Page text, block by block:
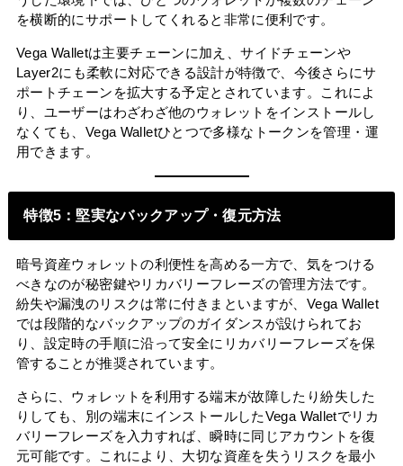
を横断的にサポートしてくれると非常に便利です。
Vega Walletは主要チェーンに加え、サイドチェーンや
Layer2にも柔軟に対応できる設計が特徴で、今後さらにサ
ポートチェーンを拡大する予定とされています。これによ
り、ユーザーはわざわざ他のウォレットをインストールし
なくても、Vega Walletひとつで多様なトークンを管理・運
用できます。
特徴5：堅実なバックアップ・復元方法
暗号資産ウォレットの利便性を高める一方で、気をつける
べきなのが秘密鍵やリカバリーフレーズの管理方法です。
紛失や漏洩のリスクは常に付きまといますが、Vega Wallet
では段階的なバックアップのガイダンスが設けられてお
り、設定時の手順に沿って安全にリカバリーフレーズを保
管することが推奨されています。
さらに、ウォレットを利用する端末が故障したり紛失した
りしても、別の端末にインストールしたVega Walletでリカ
バリーフレーズを入力すれば、瞬時に同じアカウントを復
元可能です。これにより、大切な資産を失うリスクを最小